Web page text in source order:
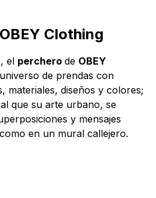
Clothing
el perchero de OBEY
de prendas con
materiales, diseños y colores;
que su arte urbano, se
y mensajes
en un mural callejero.